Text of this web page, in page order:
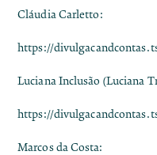
Cláudia Carletto:
https://
Luciana Inclusão (Luciana
https://
Marcos da Costa: